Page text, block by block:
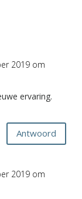
2019 om
ervaring.
Antwoord
2019 om